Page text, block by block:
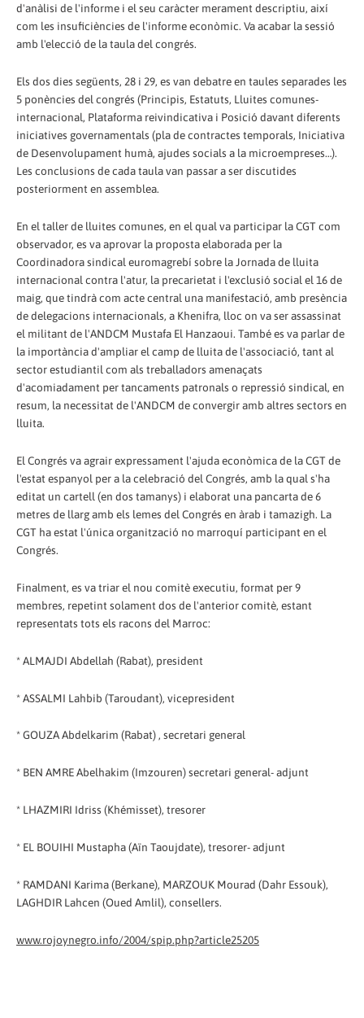
d'anàlisi de l'informe i el seu caràcter merament descriptiu, així
com les insuficiències de l'informe econòmic. Va acabar la sessió
amb l'elecció de la taula del congrés.
Els dos dies següents, 28 i 29, es van debatre en taules separades les
5 ponències del congrés (Principis, Estatuts, Lluites comunes-
internacional, Plataforma reivindicativa i Posició davant diferents
iniciatives governamentals (pla de contractes temporals, Iniciativa
de Desenvolupament humà, ajudes socials a la microempreses…).
Les conclusions de cada taula van passar a ser discutides
posteriorment en assemblea.
En el taller de lluites comunes, en el qual va participar la CGT com
observador, es va aprovar la proposta elaborada per la
Coordinadora sindical euromagrebí sobre la Jornada de lluita
internacional contra l'atur, la precarietat i l'exclusió social el 16 de
maig, que tindrà com acte central una manifestació, amb presència
de delegacions internacionals, a Khenifra, lloc on va ser assassinat
el militant de l'ANDCM Mustafa El Hanzaoui. També es va parlar de
la importància d'ampliar el camp de lluita de l'associació, tant al
sector estudiantil com als treballadors amenaçats
d'acomiadament per tancaments patronals o repressió sindical, en
resum, la necessitat de l'ANDCM de convergir amb altres sectors en
lluita.
El Congrés va agrair expressament l'ajuda econòmica de la CGT de
l'estat espanyol per a la celebració del Congrés, amb la qual s'ha
editat un cartell (en dos tamanys) i elaborat una pancarta de 6
metres de llarg amb els lemes del Congrés en àrab i tamazigh. La
CGT ha estat l'única organització no marroquí participant en el
Congrés.
Finalment, es va triar el nou comitè executiu, format per 9
membres, repetint solament dos de l'anterior comitè, estant
representats tots els racons del Marroc:
* ALMAJDI Abdellah (Rabat), president
* ASSALMI Lahbib (Taroudant), vicepresident
* GOUZA Abdelkarim (Rabat) , secretari general
* BEN AMRE Abelhakim (Imzouren) secretari general- adjunt
* LHAZMIRI Idriss (Khémisset), tresorer
* EL BOUIHI Mustapha (Aïn Taoujdate), tresorer- adjunt
* RAMDANI Karima (Berkane), MARZOUK Mourad (Dahr Essouk),
LAGHDIR Lahcen (Oued Amlil), consellers.
www.rojoynegro.info/2004/spip.php?article25205